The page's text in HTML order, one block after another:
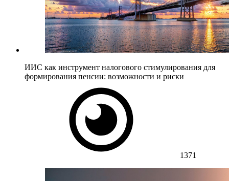
ИИС как инструмент налогового стимулирования для
формирования пенсии: возможности и риски
1371